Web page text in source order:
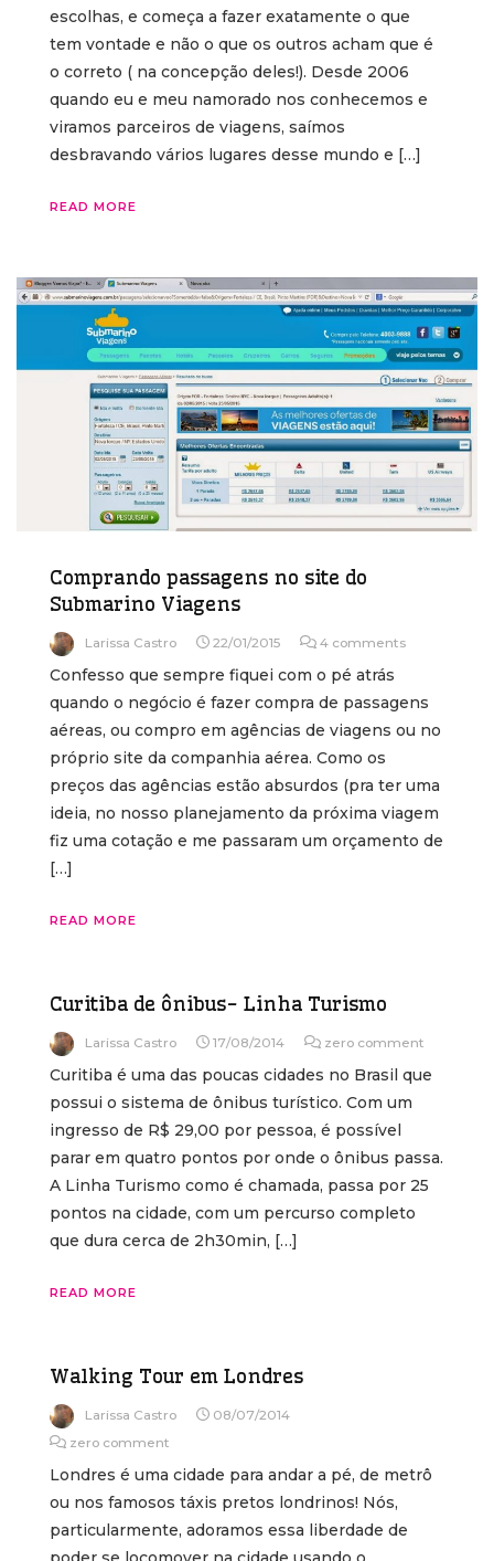
escolhas, e começa a fazer exatamente o que
tem vontade e não o que os outros acham que é
o correto ( na concepção deles!). Desde 2006
quando eu e meu namorado nos conhecemos e
viramos parceiros de viagens, saímos
desbravando vários lugares desse mundo e […]
READ MORE
Comprando passagens no site do
Submarino Viagens
Larissa Castro 22/01/2015 4 comments
Confesso que sempre fiquei com o pé atrás
quando o negócio é fazer compra de passagens
aéreas, ou compro em agências de viagens ou no
próprio site da companhia aérea. Como os
preços das agências estão absurdos (pra ter uma
ideia, no nosso planejamento da próxima viagem
fiz uma cotação e me passaram um orçamento de
[…]
READ MORE
Curitiba de ônibus- Linha Turismo
Larissa Castro 17/08/2014 zero comment
Curitiba é uma das poucas cidades no Brasil que
possui o sistema de ônibus turístico. Com um
ingresso de R$ 29,00 por pessoa, é possível
parar em quatro pontos por onde o ônibus passa.
A Linha Turismo como é chamada, passa por 25
pontos na cidade, com um percurso completo
que dura cerca de 2h30min, […]
READ MORE
Walking Tour em Londres
Larissa Castro
08/07/2014
zero comment
Londres é uma cidade para andar a pé, de metrô
ou nos famosos táxis pretos londrinos! Nós,
particularmente, adoramos essa liberdade de